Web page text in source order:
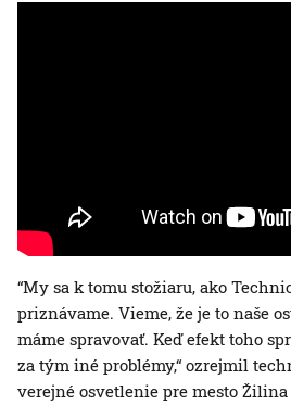
“My sa k tomu stožiaru, ako
priznávame. Vieme, že je to naše
máme spravovať. Keď efekt toho
za tým iné problémy,“ ozrejmil
verejné osvetlenie pre mesto Žilina